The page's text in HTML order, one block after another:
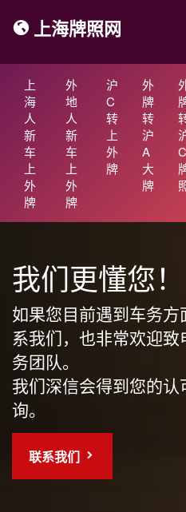
上海牌照网
上
海
人
新
车
上
外
牌
外
地
人
新
车
上
外
牌
沪
C
转
上
外
牌
外
牌
转
沪
A
大
牌
C
我们更懂您！
如果您目前遇到车务
系我们，也非常欢迎
务团队。
我们深信会得到您的
询。
联系我们